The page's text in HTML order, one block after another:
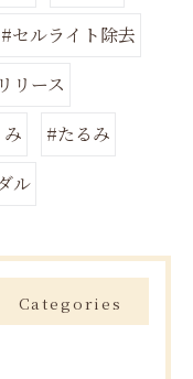
#セルライト除去
リース
#たるみ
ル
Categories